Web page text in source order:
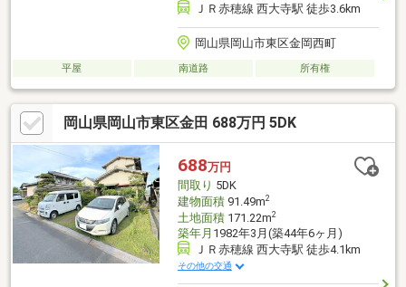
ＪＲ赤穂線 西大寺駅 徒歩3.6km
岡山県岡山市東区金岡西町
平屋 南道路 所有権
岡山県岡山市東区金田 688万円 5DK
688万円
間取り 5DK
建物面積91.49m2
土地面積171.22m2
築年月 1982年3月(築44年6ヶ月)
ＪＲ赤穂線 西大寺駅 徒歩4.1km
その他の交通